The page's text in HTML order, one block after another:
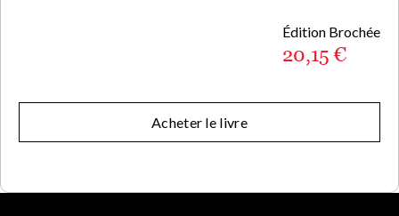
Édition Brochée
20,15 €
Acheter le livre